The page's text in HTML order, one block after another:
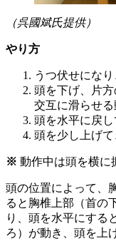
（呉國斌氏提供）
やり方
うつ伏せにな
頭を下げ、片
交互に滑らせる
頭を水平に戻し
頭を少し上げて
※ 動作中は頭を横に
頭の位置によって、
ると胸椎上部（首の
り、頭を水平にする
ろ）が動き、頭を上